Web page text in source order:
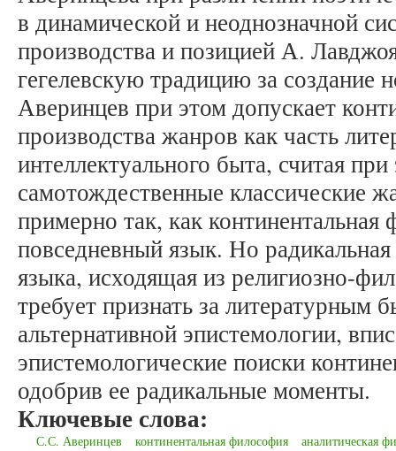
в динамической и неоднозначной
производства и позицией А.
гегелевскую традицию за
Аверинцев при этом допускает
производства жанров как часть
интеллектуального быта, считая
самотождественные классические
примерно так, как
повседневный язык. Но
языка, исходящая из религиозно-
требует признать за литературным
альтернативной эпистемологии,
эпистемологические поиски
одобрив ее радикальные моменты.
Ключевые слова:
С.С. Аверинцев континентальная философия аналитическая